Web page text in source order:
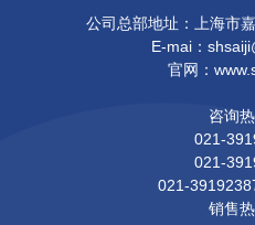
公司总部地址：上海市
E-mai：
官网：
咨询热
021-
021-
021-
销售热